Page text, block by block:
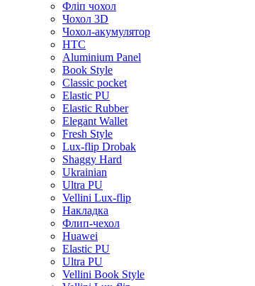
Фліп чохол
Чохол 3D
Чохол-акумулятор
HTC
Aluminium Panel
Book Style
Classic pocket
Elastic PU
Elastic Rubber
Elegant Wallet
Fresh Style
Lux-flip Drobak
Shaggy Hard
Ukrainian
Ultra PU
Vellini Lux-flip
Накладка
Флип-чехол
Huawei
Elastic PU
Ultra PU
Vellini Book Style